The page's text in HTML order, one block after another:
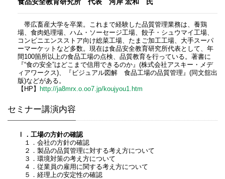
帯広畜産大学を卒業。これまで経験した品質管理業務は、養鶏
場、食肉処理場、ハム・ソーセージ工場、餃子・シュウマイ工場、
コンビニエンスストア向け総菜工場、たまご加工工場、大手スーパ
ーマーケットなど多数。現在は食品安全教育研究所代表として、年
間100箇所以上の食品工場の点検、品質教育を行っている。著書に
『“食の安全”はどこまで信用できるのか』(株式会社アスキー・メデ
ィアワークス)、『ビジュアル図解 食品工場の品質管理』(同文舘出
版)などがある。
【HP】
http://ja8mrx.o.oo7.jp/koujyou1.htm
セミナー講演内容
Ⅰ．工場の方針の確認
１．会社の方針の確認
２．製品の品質管理に対する考え方について
３．環境対策の考え方について
４．従業員の雇用に関する考え方について
５．経理上の安定性の確認